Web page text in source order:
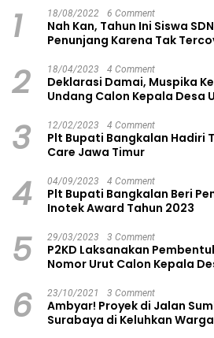
1 18/08/2022 6 Comment
Nah Kan, Tahun Ini Siswa
Penunjang Karena Tak
2 18/04/2023 4 Comment
Deklarasi Damai, Muspika
Undang Calon Kepala Desa
3 12/02/2023 4 Comment
Plt Bupati Bangkalan Hadiri
Care Jawa Timur
4 04/09/2023 4 Comment
Plt Bupati Bangkalan Beri
Inotek Award Tahun 2023
5 29/03/2023 3 Comment
P2KD Laksanakan
Nomor Urut Calon Kepala
6 23/10/2021 3 Comment
Ambyar! Proyek di Jalan
Surabaya di Keluhkan